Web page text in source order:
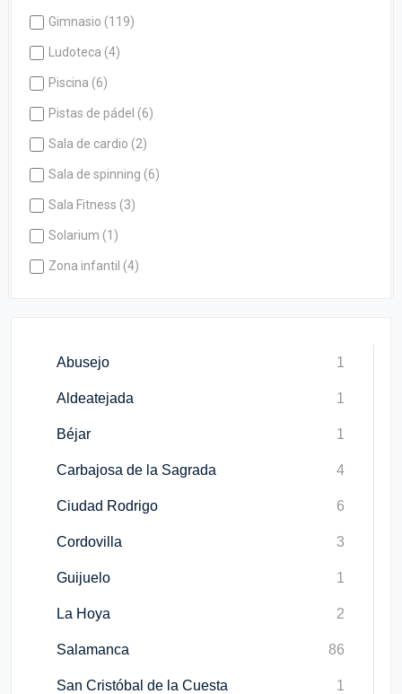
Gimnasio (119)
Ludoteca (4)
Piscina (6)
Pistas de pádel (6)
Sala de cardio (2)
Sala de spinning (6)
Sala Fitness (3)
Solarium (1)
Zona infantil (4)
Abusejo 1
Aldeatejada 1
Béjar 1
Carbajosa de la Sagrada 4
Ciudad Rodrigo 6
Cordovilla 3
Guijuelo 1
La Hoya 2
Salamanca 86
San Cristóbal de la Cuesta 1